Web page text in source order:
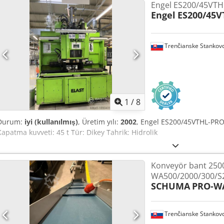
1 /8
Trenčianske
Engel ES200/
Engel ES200/
iyi (kullanılmış), Üretim yılı: 2002, Engel ES200/45VTHL-
kuvveti: 45 t Tür: Dikey Tahrik: Hidrolik
Trenčianske
Konveyör bant
WA500/2000/300/
SCHUMA PRO-